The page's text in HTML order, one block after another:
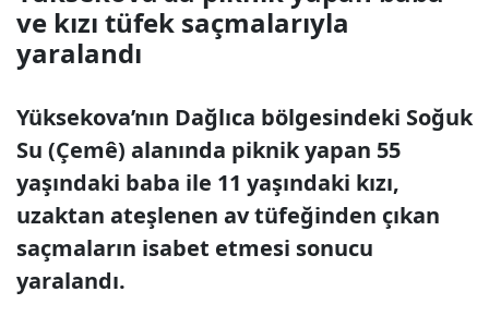
ve kızı tüfek saçmalarıyla
yaralandı
Yüksekova’nın Dağlıca bölgesindeki Soğuk
Su (Çemê) alanında piknik yapan 55
yaşındaki baba ile 11 yaşındaki kızı,
uzaktan ateşlenen av tüfeğinden çıkan
saçmaların isabet etmesi sonucu
yaralandı.